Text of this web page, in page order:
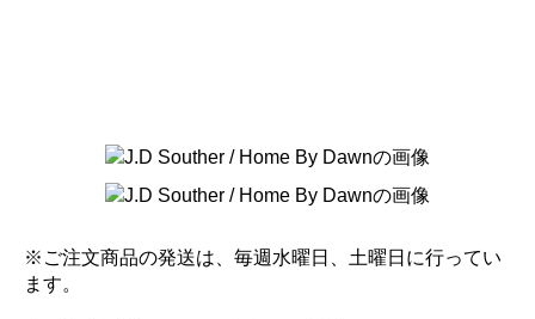
※ご注文商品の発送は、毎週水曜日、土曜日に行ってい
ます。